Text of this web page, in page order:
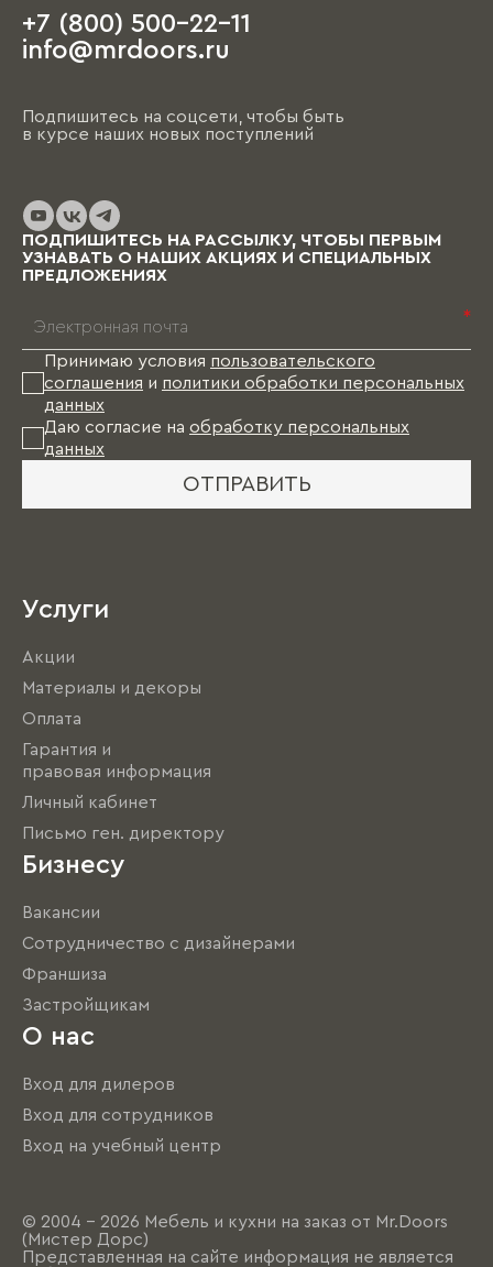
+7 (800) 500-22-11
info@mrdoors.ru
Подпишитесь на соцсети, чтобы быть
в курсе наших новых поступлений
ПОДПИШИТЕСЬ НА РАССЫЛКУ, ЧТОБЫ ПЕРВЫМ
УЗНАВАТЬ О НАШИХ АКЦИЯХ И СПЕЦИАЛЬНЫХ
ПРЕДЛОЖЕНИЯХ
*
Принимаю условия пользовательского
соглашения и политики обработки персональных
данных
Даю согласие на обработку персональных
данных
ОТПРАВИТЬ
Услуги
Акции
Материалы и декоры
Оплата
Гарантия и
правовая информация
Личный кабинет
Письмо ген. директору
Бизнесу
Вакансии
Сотрудничество с дизайнерами
Франшиза
Застройщикам
О нас
Вход для дилеров
Вход для сотрудников
Вход на учебный центр
© 2004 - 2026 Мебель и кухни на заказ от Mr.Doors
(Мистер Дорс)
Представленная на сайте информация не является